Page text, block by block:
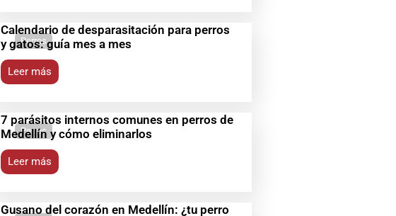
Perros
Perros
Calendario de desparasitación para perros
y gatos: guía mes a mes
Leer más
7 parásitos internos comunes en perros de
Medellín y cómo eliminarlos
Leer más
Gusano del corazón en Medellín: ¿tu perro